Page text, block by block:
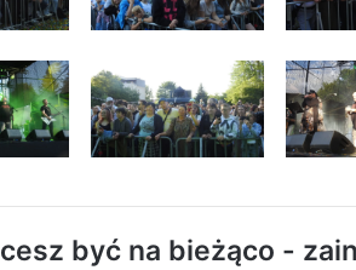
być na bieżąco -